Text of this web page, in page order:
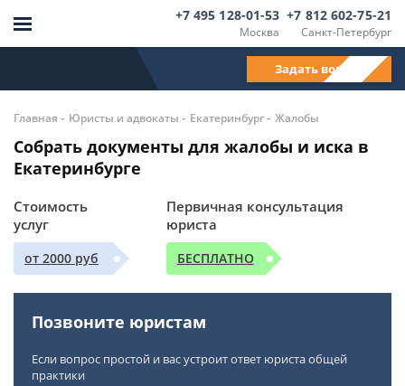
Москва
+7 495 128-01-53
Санкт-Петербург
+7 812 602-75-21
Задать вопрос
Главная - Юристы и адвокаты - Екатеринбург- Жалобы
Собрать документы для жалобы и иска в
Екатеринбурге
Стоимость
услуг
от 2000 руб
Первичная консультация
юриста
БЕСПЛАТНО
Позвоните юристам
Если вопрос простой и вас устроит ответ юриста общей
практики